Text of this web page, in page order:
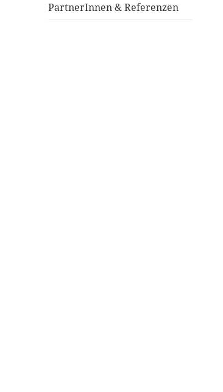
PartnerInnen & Referenzen